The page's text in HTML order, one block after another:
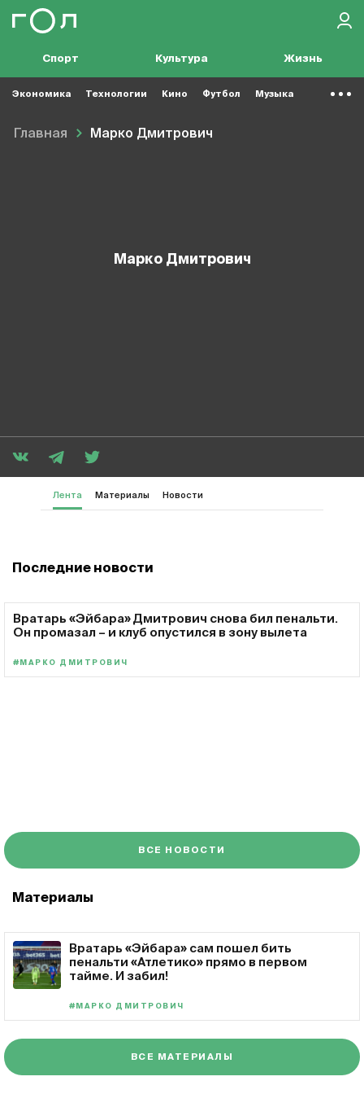
Спорт Культура Жизнь
Экономика Технологии Кино Футбол Музыка
Главная Марко Дмитрович
Марко Дмитрович
Лента Материалы Новости
Последние новости
Вратарь «Эйбара» Дмитрович снова бил пенальти.
Он промазал – и клуб опустился в зону вылета
#МАРКО ДМИТРОВИЧ
ВСЕ НОВОСТИ
Материалы
Вратарь «Эйбара» сам пошел бить
пенальти «Атлетико» прямо в первом
тайме. И забил!
#МАРКО ДМИТРОВИЧ
ВСЕ МАТЕРИАЛЫ